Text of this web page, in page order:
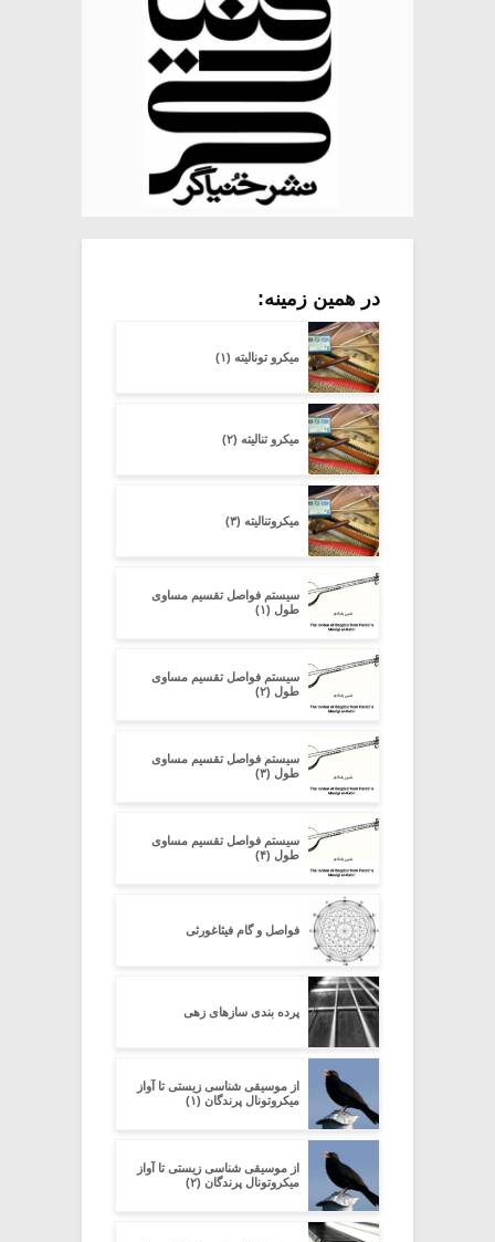
در همین زمینه:
میکرو تونالیته (۱)
میکرو تنالیته (۲)
میکروتنالیته (۳)
سیستم فواصل تقسیم مساوی
طول (۱)
سیستم فواصل تقسیم مساوی
طول (۲)
سیستم فواصل تقسیم مساوی
طول (۳)
سیستم فواصل تقسیم مساوی
طول (۴)
فواصل و گام فیثاغورثی
پرده بندی سازهای زهی
از موسیقی شناسی زیستی تا آواز
میکروتونال پرندگان (۱)
از موسیقی شناسی زیستی تا آواز
میکروتونال پرندگان (۲)